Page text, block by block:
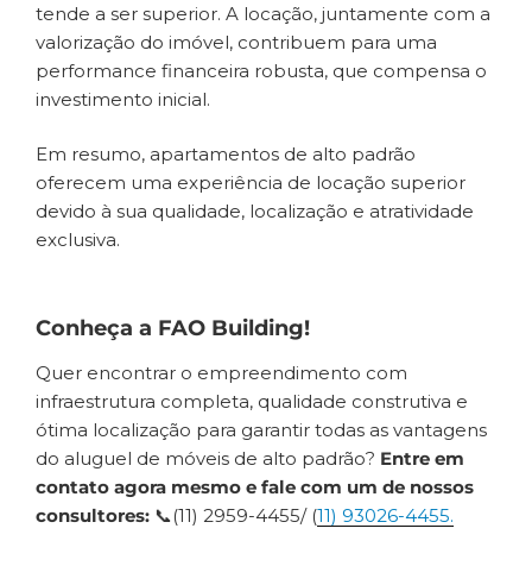
tende a ser superior. A locação, juntamente com a
valorização do imóvel, contribuem para uma
performance financeira robusta, que compensa o
investimento inicial.
Em resumo, apartamentos de alto padrão
oferecem uma experiência de locação superior
devido à sua qualidade, localização e atratividade
exclusiva.
Conheça a FAO Building!
Quer encontrar o empreendimento com
infraestrutura completa, qualidade construtiva e
ótima localização para garantir todas as vantagens
do aluguel de móveis de alto padrão? Entre em
contato agora mesmo e fale com um de nossos
consultores: 📞(11) 2959-4455/ (11) 93026-4455.